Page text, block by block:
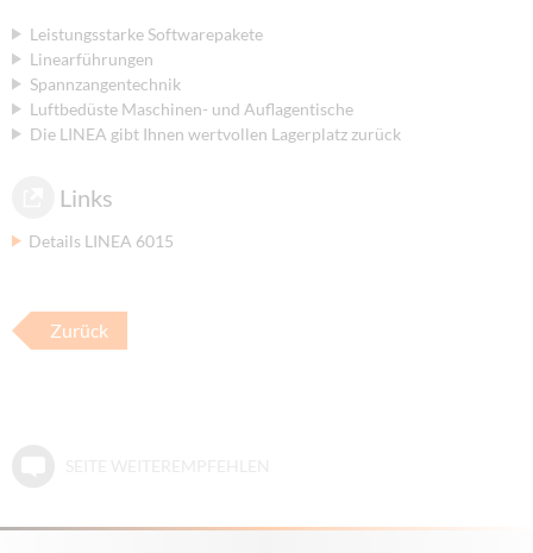
Leistungsstarke Softwarepakete
Linearführungen
Spannzangentechnik
Luftbedüste Maschinen- und Auflagentische
Die LINEA gibt Ihnen wertvollen Lagerplatz zurück
Links
Details LINEA 6015
Zurück